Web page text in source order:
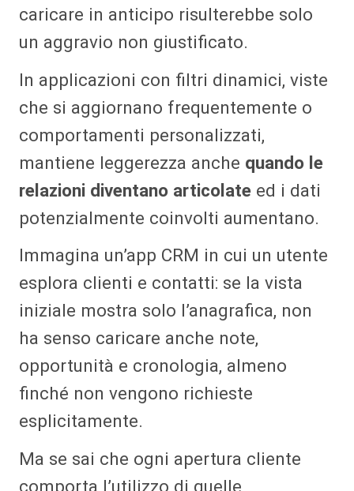
caricare in anticipo risulterebbe solo
un aggravio non giustificato.
In applicazioni con filtri dinamici, viste
che si aggiornano frequentemente o
comportamenti personalizzati,
mantiene leggerezza anche quando le
relazioni diventano articolate ed i dati
potenzialmente coinvolti aumentano.
Immagina un’app CRM in cui un utente
esplora clienti e contatti: se la vista
iniziale mostra solo l’anagrafica, non
ha senso caricare anche note,
opportunità e cronologia, almeno
finché non vengono richieste
esplicitamente.
Ma se sai che ogni apertura cliente
comporta l’utilizzo di quelle